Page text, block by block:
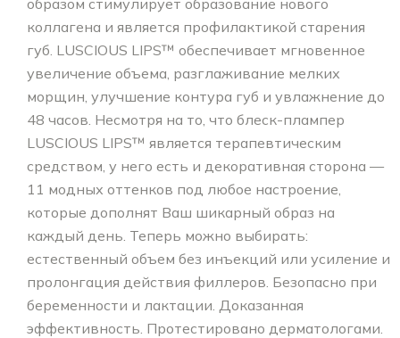
коллагена и является профилактикой старения
губ. LUSCIOUS LIPS™ обеспечивает мгновенное
увеличение объема, разглаживание мелких
морщин, улучшение контура губ и увлажнение до
48 часов. Несмотря на то, что блеск-плампер
LUSCIOUS LIPS™ является терапевтическим
средством, у него есть и декоративная сторона —
11 модных оттенков под любое настроение,
которые дополнят Ваш шикарный образ на
каждый день. Теперь можно выбирать:
естественный объем без инъекций или усиление и
пролонгация действия филлеров. Безопасно при
беременности и лактации. Доказанная
эффективность. Протестировано дерматологами.